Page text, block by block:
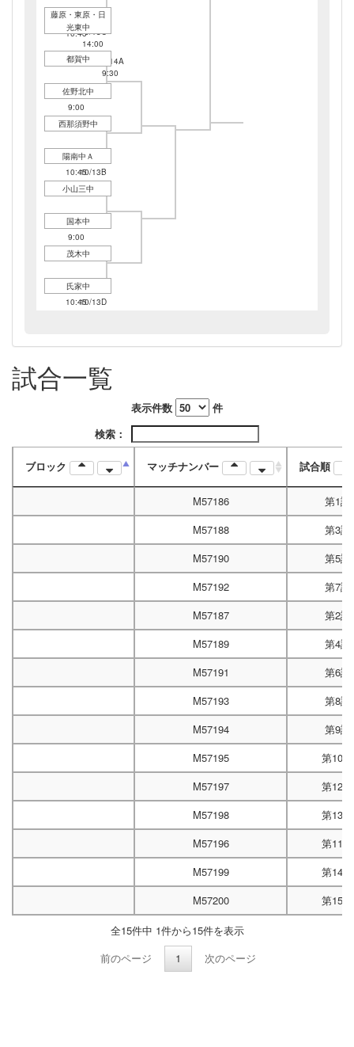
10/14A
9:30
10/13C
14:00
10/13C
10:45
藤原・東原・日
光東中
都賀中
10/13B
9:00
佐野北中
10/13B
14:00
西那須野中
10/13B
10:45
陽南中Ａ
小山三中
10/13D
9:00
国本中
10/13D
茂木中
10/13D
10:45
氏家中
試合一覧
表示件数
件
検索：
ブロック マッチナンバー 試合順
M57186
第1試
M57188
第3試
M57190
第5試
M57192
第7試
M57187
第2試
M57189
第4試
M57191
第6試
M57193
第8試
M57194
第9試
M57195
第10
M57197
第12
M57198
第13
M57196
第11
M57199
第14
M57200
第15
全15件中 1件から15件を表示
前のページ
1 次のページ